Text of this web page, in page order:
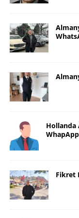
Hollanda
WhapApp
Fikret